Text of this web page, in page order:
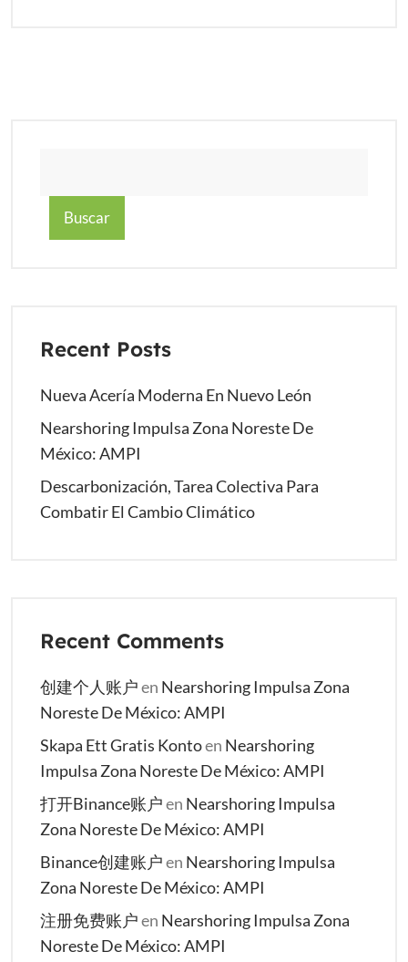
Buscar
Recent Posts
Nueva Acería Moderna En Nuevo León
Nearshoring Impulsa Zona Noreste De
México: AMPI
Descarbonización, Tarea Colectiva Para
Combatir El Cambio Climático
Recent Comments
创建个人账户en Nearshoring Impulsa Zona
Noreste De México: AMPI
Skapa Ett Gratis Kontoen Nearshoring
Impulsa Zona Noreste De México: AMPI
打开Binance账户en Nearshoring Impulsa
Zona Noreste De México: AMPI
Binance创建账户en Nearshoring Impulsa
Zona Noreste De México: AMPI
注册免费账户en Nearshoring Impulsa Zona
Noreste De México: AMPI